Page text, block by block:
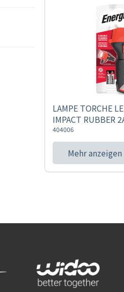
LAMPE TORCHE
IMPACT RUBBER
404006
Mehr anzeigen